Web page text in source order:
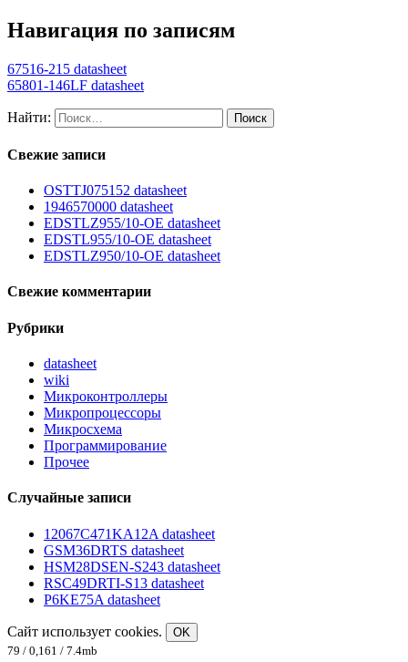
Навигация по записям
67516-215 datasheet
65801-146LF datasheet
Найти:
Свежие записи
OSTTJ075152 datasheet
1946570000 datasheet
EDSTLZ955/10-OE datasheet
EDSTL955/10-OE datasheet
EDSTLZ950/10-OE datasheet
Свежие комментарии
Рубрики
datasheet
wiki
Микроконтроллеры
Микропроцессоры
Микросхема
Программирование
Прочее
Случайные записи
12067C471KA12A datasheet
GSM36DRTS datasheet
HSM28DSEN-S243 datasheet
RSC49DRTI-S13 datasheet
P6KE75A datasheet
Сайт использует cookies.
OK
79 / 0,161 / 7.4mb